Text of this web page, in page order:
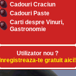
Cadouri Craciun
Cadouri Paste
Carti despre Vinuri,
Gastronomie
Utilizator nou ?
Inregistreaza-te gratuit aici!